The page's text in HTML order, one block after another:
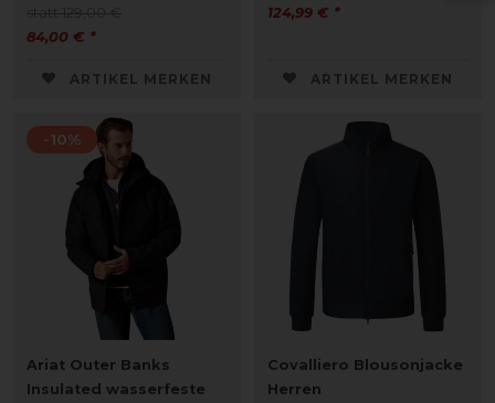
84,00 € *
ARTIKEL MERKEN
124,99 € *
ARTIKEL MERKEN
-10%
Ariat Outer Banks
Insulated wasserfeste
Covalliero Blousonjacke
Herren